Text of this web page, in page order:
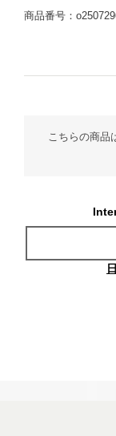
商品番号：
こちらの商品